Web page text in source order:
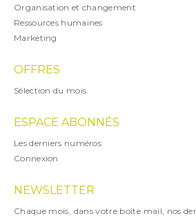
Organisation et changement
Ressources humaines
Marketing
OFFRES
Sélection du mois
ESPACE ABONNÉS
Les derniers numéros
Connexion
NEWSLETTER
Chaque mois, dans votre boîte mail, nos